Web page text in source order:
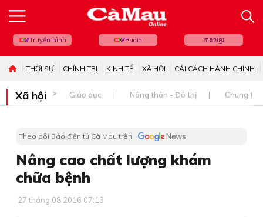
Truyền hình Radio ភាសាខ្មែរ
THỜI SỰ CHÍNH TRỊ KINH TẾ XÃ HỘI CẢI CÁCH HÀNH CHÍNH
Xã hội Giáo dục Nông thôn - Đô thị Chung
Theo dõi Báo điện tử Cà Mau trên
Nâng cao chất lượng khám
chữa bệnh
27 tháng 08 2016 07:13